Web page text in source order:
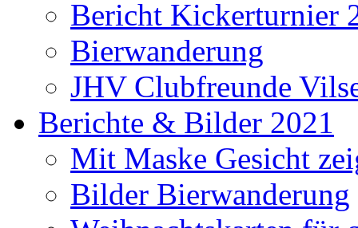
Bericht Kickerturnier
Bierwanderung
JHV Clubfreunde
Berichte & Bilder 2021
Mit Maske Gesicht
Bilder Bierwanderung